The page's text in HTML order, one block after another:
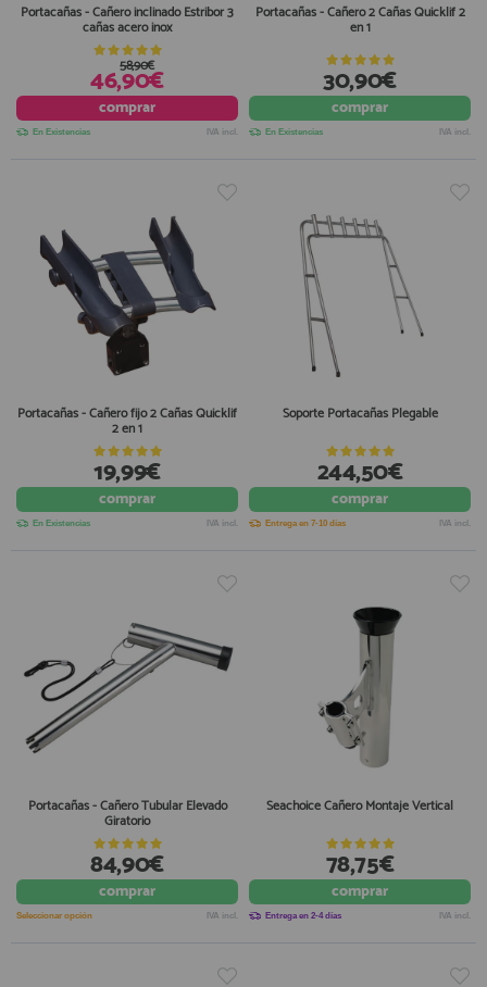
Portacañas - Cañero inclinado Estribor 3
cañas acero inox
46,90€
58,90€
comprar
En Existencias IVA incl.
Portacañas - Cañero 2 Cañas Quicklif 2
en 1
30,90€
comprar
En Existencias IVA incl.
Portacañas - Cañero fijo 2 Cañas Quicklif
2 en 1
19,99€
comprar
En Existencias IVA incl.
Soporte Portacañas Plegable
244,50€
comprar
Entrega en 7-10 días IVA incl.
Portacañas - Cañero Tubular Elevado
Giratorio
84,90€
comprar
Seleccionar opción IVA incl.
Seachoice Cañero Montaje Vertical
78,75€
comprar
Entrega en 2-4 días IVA incl.